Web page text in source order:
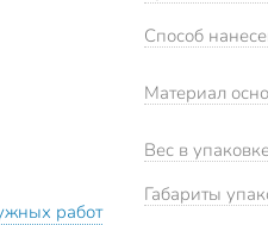
работ
Способ
Материал
Вес в
Габариты